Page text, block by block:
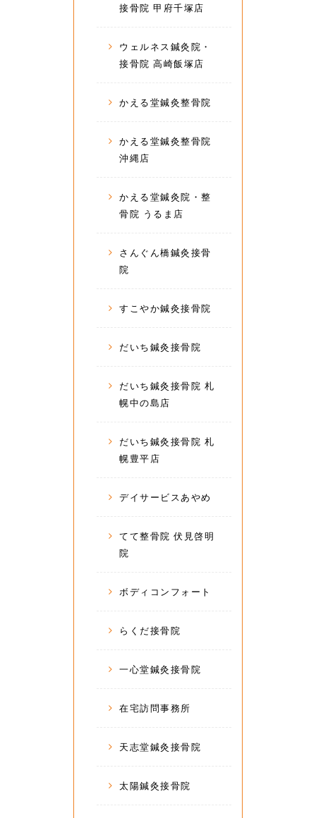
接骨院 甲府千塚店
ウェルネス鍼灸院・
接骨院 高崎飯塚店
かえる堂鍼灸整骨院
かえる堂鍼灸整骨院
沖縄店
かえる堂鍼灸院・整
骨院 うるま店
さんぐん橋鍼灸接骨
院
すこやか鍼灸接骨院
だいち鍼灸接骨院
だいち鍼灸接骨院 札
幌中の島店
だいち鍼灸接骨院 札
幌豊平店
デイサービスあやめ
てて整骨院 伏見啓明
院
ボディコンフォート
らくだ接骨院
一心堂鍼灸接骨院
在宅訪問事務所
天志堂鍼灸接骨院
太陽鍼灸接骨院